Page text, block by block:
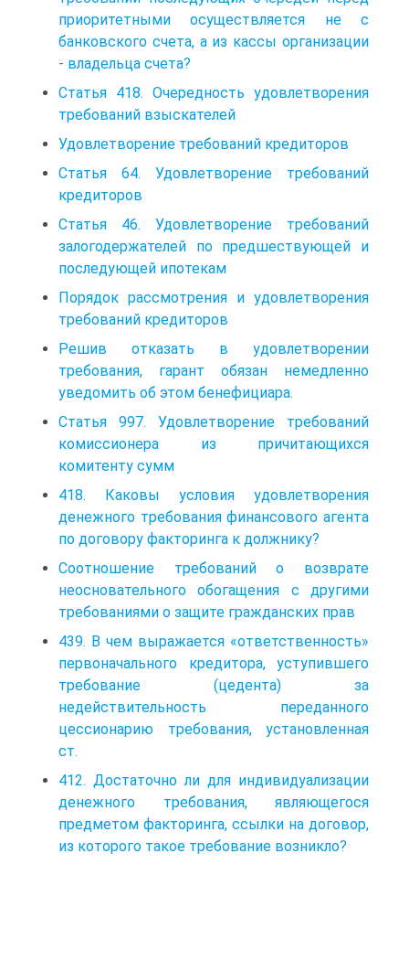
приоритетными осуществляется не с
банковского счета, а из кассы организации
- владельца счета?
Статья 418. Очередность удовлетворения
требований взыскателей
Удовлетворение требований кредиторов
Статья 64. Удовлетворение требований
кредиторов
Статья 46. Удовлетворение требований
залогодержателей по предшествующей и
последующей ипотекам
Порядок рассмотрения и удовлетворения
требований кредиторов
Решив отказать в удовлетворении
требования, гарант обязан немедленно
уведомить об этом бенефициара.
Статья 997. Удовлетворение требований
комиссионера из причитающихся
комитенту сумм
418. Каковы условия удовлетворения
денежного требования финансового агента
по договору факторинга к должнику?
Соотношение требований о возврате
неосновательного обогащения с другими
требованиями о защите гражданских прав
439. В чем выражается «ответственность»
первоначального кредитора, уступившего
требование (цедента) за
недействительность переданного
цессионарию требования, установленная
ст.
412. Достаточно ли для индивидуализации
денежного требования, являющегося
предметом факторинга, ссылки на договор,
из которого такое требование возникло?